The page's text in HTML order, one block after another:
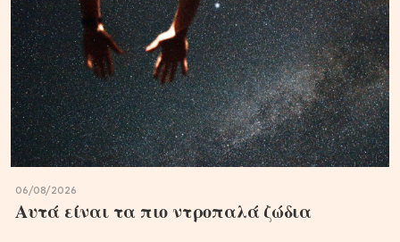
06/08/2026
Αυτά είναι τα πιο ντροπαλά ζώδια